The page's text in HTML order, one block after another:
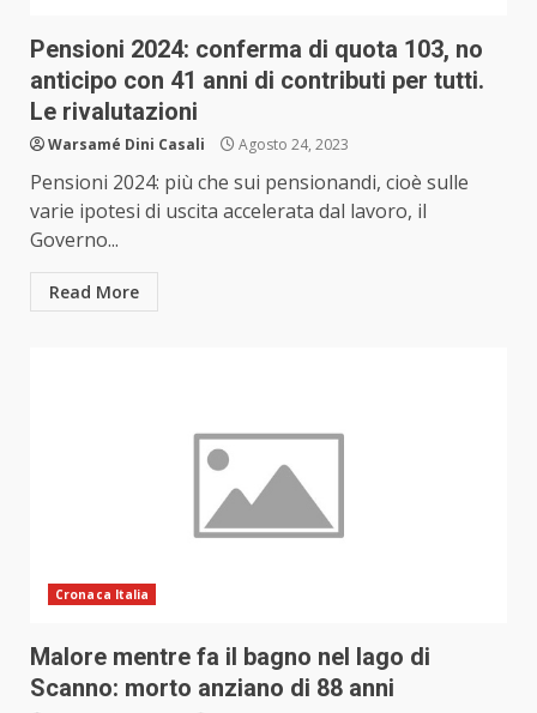
Pensioni 2024: conferma di quota 103, no
anticipo con 41 anni di contributi per tutti.
Le rivalutazioni
Warsamé Dini Casali Agosto 24, 2023
Pensioni 2024: più che sui pensionandi, cioè sulle
varie ipotesi di uscita accelerata dal lavoro, il
Governo...
Read More
Cronaca Italia
Malore mentre fa il bagno nel lago di
Scanno: morto anziano di 88 anni